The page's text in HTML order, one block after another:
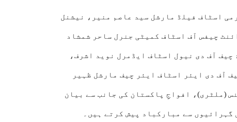
اسٹاف فیلڈ مارشل سید عاصم منیر، نیشنل
چیفس آف اسٹاف کمیٹی جنرل ساحر شمشاد
آف دی نیول اسٹاف ایڈمرل نوید اشرف،
آف دی ایئر اسٹاف ایئر چیف مارشل ظہیر
(ملٹری)، افواجِ پاکستان کی جانب سے بیان
سے مبارکباد پیش کرتے ہیں۔